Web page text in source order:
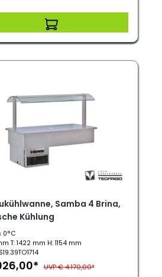
Samba 4 Brina,
Kühlung
0°C
T: 1422 mm H: 1154 mm
UVP € 4.170,00*